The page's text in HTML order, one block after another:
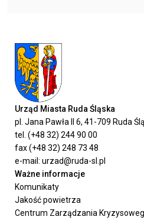
Urząd Miasta Ruda Śląska
pl. Jana Pawła II 6, 41-709 Ruda
tel. (+48 32) 244 90 00
fax (+48 32) 248 73 48
e-mail: urzad@ruda-sl.pl
Ważne informacje
Komunikaty
Jakość powietrza
Centrum Zarządzania